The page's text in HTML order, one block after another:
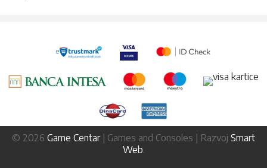
© 2026 Game Centar| Games and Consoles | Razvoj Smart
Web.